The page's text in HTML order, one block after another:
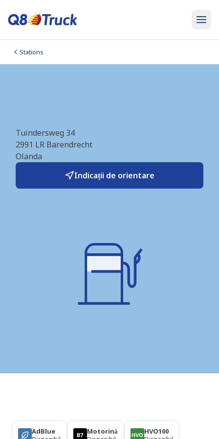
Stations
Tuindersweg 34
2991 LR Barendrecht
Olanda
Indicații de orientare
AdBlue Motorină HVO100